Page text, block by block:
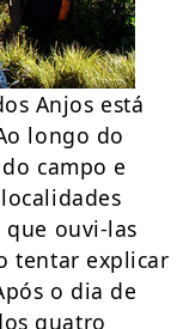
Anjos está
longo do
campo e
que ouvi-las
tentar explicar
o dia de
quatro